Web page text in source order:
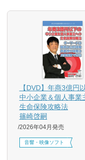
【DVD】年商3億円
中小企業＆個人事業
生命保険攻略法
篠崎啓嗣
2026年04月発売
音響・映像ソフト